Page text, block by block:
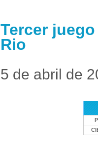
Tercer
Rio
5 de abril de